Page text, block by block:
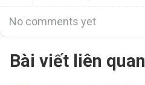
No comments yet
Bài viết liên quan